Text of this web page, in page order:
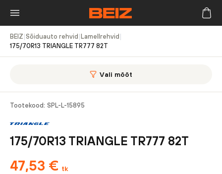
BEIZ Sõiduauto rehvid Lamellrehvid
175/70R13 TRIANGLE TR777 82T
Vali mõõt
Tootekood: SPL-L-15895
175/70R13 TRIANGLE TR777 82T
47,53 € tk